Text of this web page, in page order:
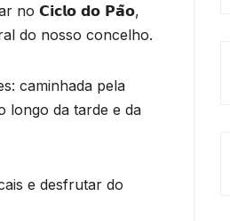
no 𝗖𝗶𝗰𝗹𝗼 𝗱𝗼 𝗣𝗮̃𝗼,
do nosso concelho.
caminhada pela
longo da tarde e da
e desfrutar do